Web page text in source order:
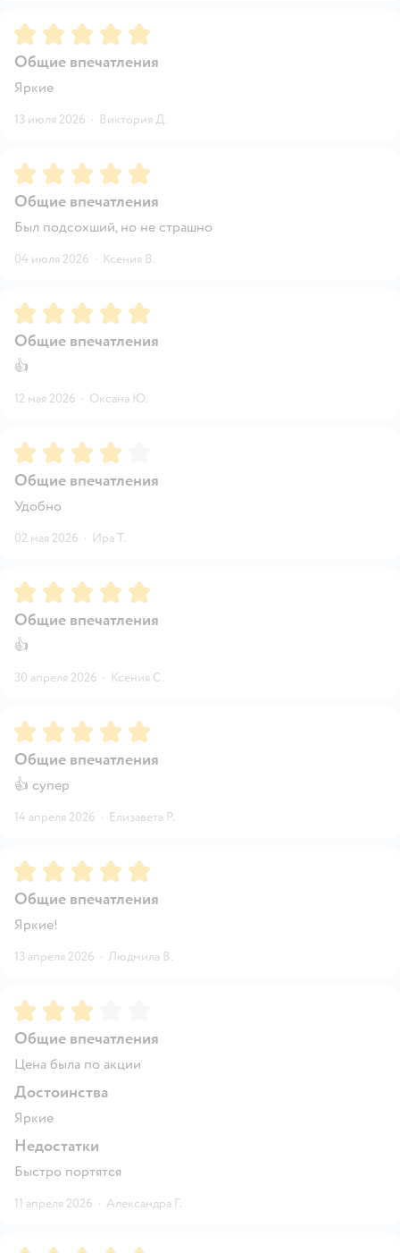
Рейтинг:5
Общие впечатления
Яркие
13 июля 2026 · Виктория Д.
Рейтинг:5
Общие впечатления
Был подсохший, но не страшно
04 июля 2026 · Ксения В.
Рейтинг:5
Общие впечатления
👍
12 мая 2026 · Оксана Ю.
Рейтинг:4
Общие впечатления
Удобно
02 мая 2026 · Ира Т.
Рейтинг:5
Общие впечатления
👍
30 апреля 2026 · Ксения С.
Рейтинг:5
Общие впечатления
👍 супер
14 апреля 2026 · Елизавета Р.
Рейтинг:5
Общие впечатления
Яркие!
13 апреля 2026 · Людмила В.
Рейтинг:3
Общие впечатления
Цена была по акции
Достоинства
Яркие
Недостатки
Быстро портятся
11 апреля 2026 · Александра Г.